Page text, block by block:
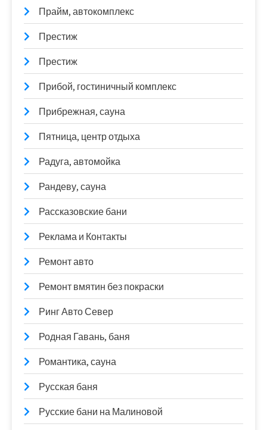
Прайм, автокомплекс
Престиж
Престиж
Прибой, гостиничный комплекс
Прибрежная, сауна
Пятница, центр отдыха
Радуга, автомойка
Рандеву, сауна
Рассказовские бани
Реклама и Контакты
Ремонт авто
Ремонт вмятин без покраски
Ринг Авто Север
Родная Гавань, баня
Романтика, сауна
Русская баня
Русские бани на Малиновой